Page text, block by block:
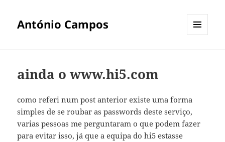
António Campos
ainda o www.hi5.com
como referi num post anterior existe uma forma
simples de se roubar as passwords deste serviço,
varias pessoas me perguntaram o que podem fazer
para evitar isso, já que a equipa do hi5 estasse